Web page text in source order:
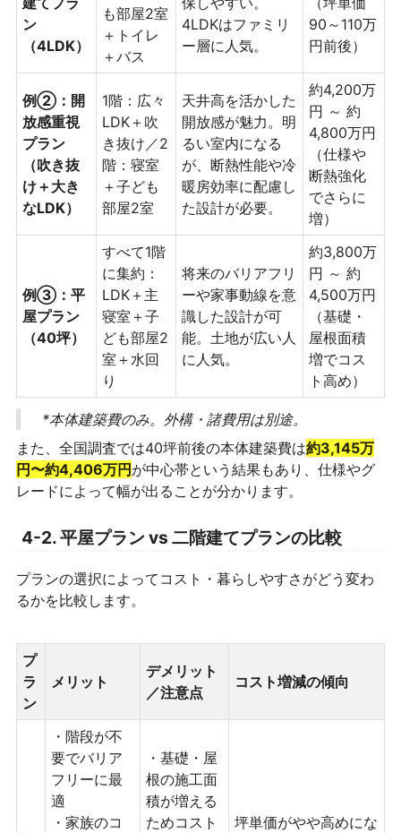
ン
（4LDK）
も部屋2室
＋トイレ
＋バス
4LDKはファミリ
ー層に人気。
90～110万
円前後）
例②：開
放感重視
プラン
（吹き抜
け＋大き
なLDK）
1階：広々
LDK＋吹
き抜け／2
階：寝室
＋子ども
部屋2室
天井高を活かした
開放感が魅力。明
るい室内になる
が、断熱性能や冷
暖房効率に配慮し
た設計が必要。
約4,200万
円 ～ 約
4,800万円
（仕様や
断熱強化
でさらに
増）
例③：平
屋プラン
（40坪）
すべて1階
に集約：
LDK＋主
寝室＋子
ども部屋2
室＋水回
り
将来のバリアフリ
ーや家事動線を意
識した設計が可
能。土地が広い人
に人気。
約3,800万
円 ～ 約
4,500万円
（基礎・
屋根面積
増でコス
ト高め）
*本体建築費のみ。外構・諸費用は別途。
また、全国調査では40坪前後の本体建築費は約3,145万
円〜約4,406万円が中心帯という結果もあり、仕様やグ
レードによって幅が出ることが分かります。
4-2. 平屋プラン vs 二階建てプランの比較
プランの選択によってコスト・暮らしやすさがどう変わ
るかを比較します。
プ
ラ
ン
メリット
デメリット
／注意点
コスト増減の傾向
・階段が不
要でバリア
フリーに最
適
・家族のコ
・基礎・屋
根の施工面
積が増える
ためコスト
坪単価がやや高めにな